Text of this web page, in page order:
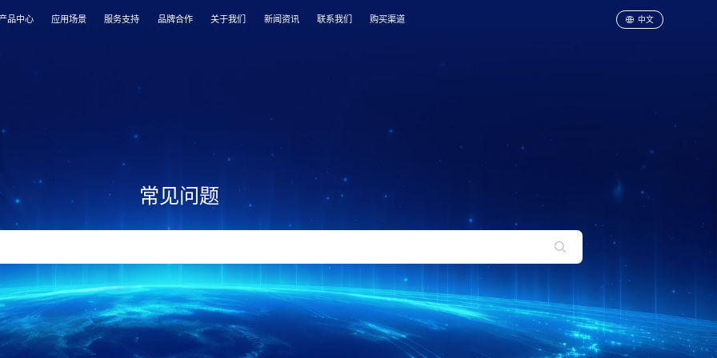
品中心 应用场景 服务支持 品牌合作 关于我们 新闻资讯 联系我们 购买渠道 中文
常见问题